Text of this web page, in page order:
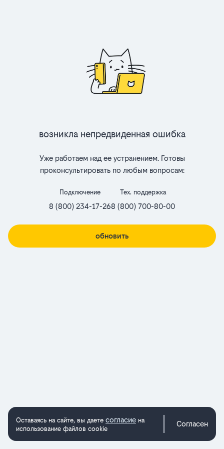
Возникла непредвиденная ошибка
Уже работаем над ее устранением. Готовы
проконсультировать по любым вопросам:
Подключение
8 (800) 234-17-26
Тех. поддержка
8 (800) 700-80-00
обновить
Оставаясь на сайте, вы даете согласие на
использование файлов cookie
Согласен